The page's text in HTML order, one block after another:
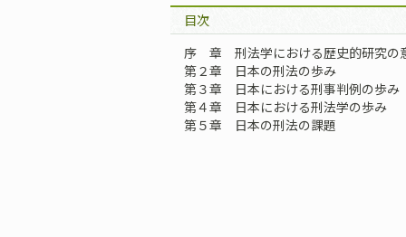
目次
序 章 刑法学における歴史的研究の
第２章 日本の刑法の歩み
第３章 日本における刑事判例の歩み
第４章 日本における刑法学の歩み
第５章 日本の刑法の課題